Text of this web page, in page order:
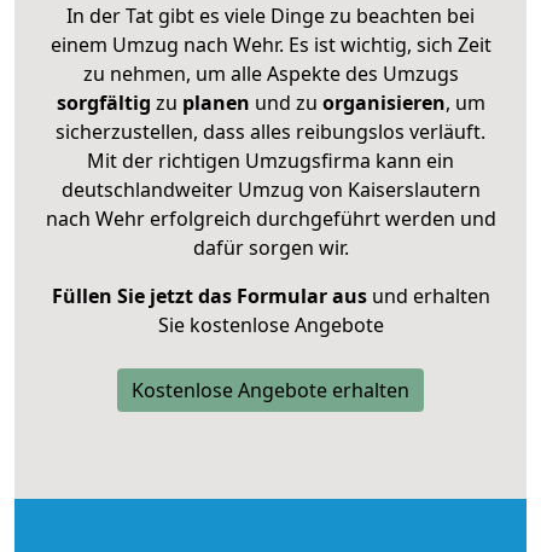
In der Tat gibt es viele Dinge zu beachten bei
einem Umzug nach Wehr. Es ist wichtig, sich Zeit
zu nehmen, um alle Aspekte des Umzugs
sorgfältig zu planen und zu organisieren, um
sicherzustellen, dass alles reibungslos verläuft.
Mit der richtigen Umzugsfirma kann ein
deutschlandweiter Umzug von Kaiserslautern
nach Wehr erfolgreich durchgeführt werden und
dafür sorgen wir.
Füllen Sie jetzt das Formular ausund erhalten
Sie kostenlose Angebote
Kostenlose Angebote erhalten